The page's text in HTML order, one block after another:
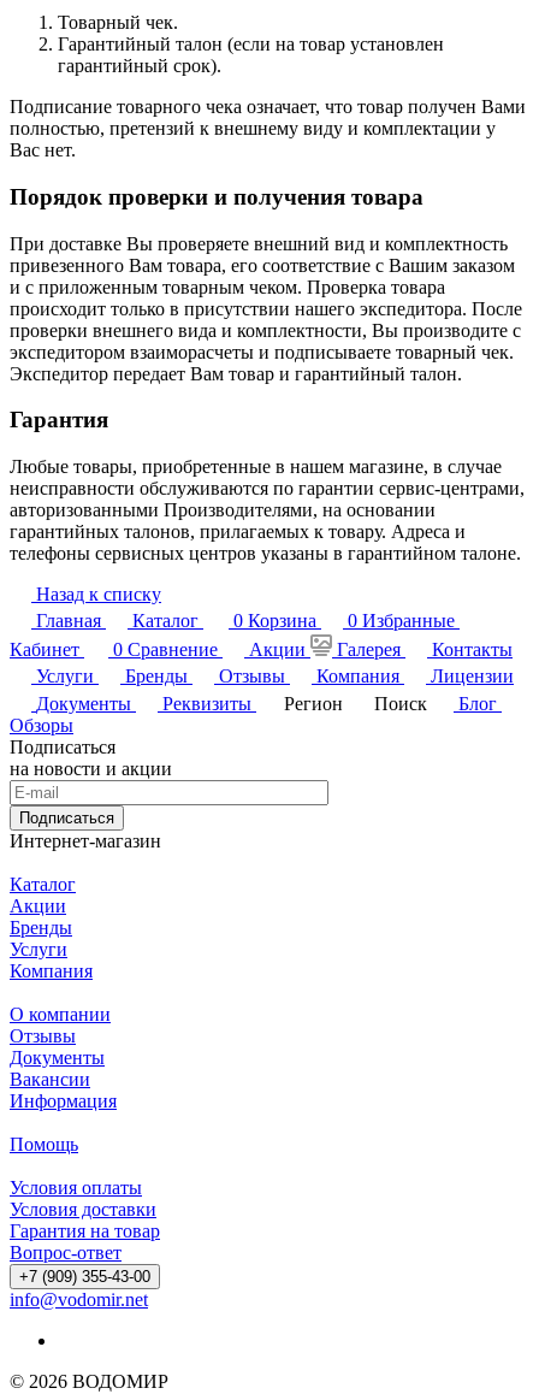
Товарный чек.
Гарантийный талон (если на товар установлен
гарантийный срок).
Подписание товарного чека означает, что товар получен Вами
полностью, претензий к внешнему виду и комплектации у
Вас нет.
Порядок проверки и получения товара
При доставке Вы проверяете внешний вид и комплектность
привезенного Вам товара, его соответствие с Вашим заказом
и с приложенным товарным чеком. Проверка товара
происходит только в присутствии нашего экспедитора. После
проверки внешнего вида и комплектности, Вы производите с
экспедитором взаиморасчеты и подписываете товарный чек.
Экспедитор передает Вам товар и гарантийный талон.
Гарантия
Любые товары, приобретенные в нашем магазине, в случае
неисправности обслуживаются по гарантии сервис-центрами,
авторизованными Производителями, на основании
гарантийных талонов, прилагаемых к товару. Адреса и
телефоны сервисных центров указаны в гарантийном талоне.
Назад к списку
Главная
Каталог 0 Корзина 0 Избранные
Кабинет
0 Сравнение Акции Галерея
Контакты
Услуги
Бренды Отзывы Компания
Лицензии
Документы
Реквизиты Регион Поиск
Блог
Обзоры
Подписаться
на новости и акции
Подписаться
Интернет-магазин
Каталог
Акции
Бренды
Услуги
Компания
О компании
Отзывы
Документы
Вакансии
Информация
Помощь
Условия оплаты
Условия доставки
Гарантия на товар
Вопрос-ответ
+7 (909) 355-43-00
info@vodomir.net
© 2026 ВОДОМИР